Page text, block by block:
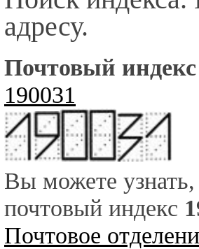
адресу.
Почтовый
190031
Вы можете
почтовый индекс
Почтовое